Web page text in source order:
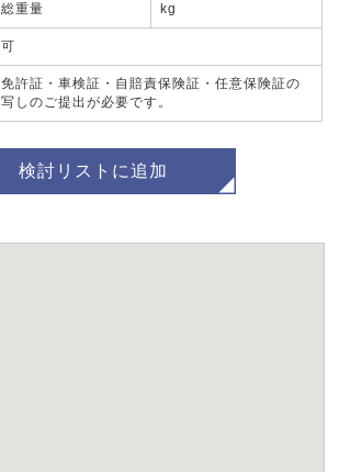
総重量 kg
可
免許証・車検証・自賠責保険証・任意保険証の
写しのご提出が必要です。
検討リストに追加